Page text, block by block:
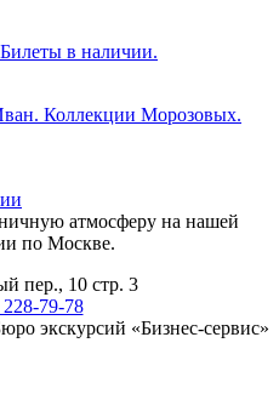
в наличии.
Коллекции Морозовых.
атмосферу на нашей
по Москве.
пер., 10 стр. 3
79-78
экскурсий «Бизнес-сервис»